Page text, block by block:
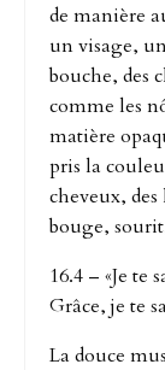
de manière
un visage,
bouche, des
comme les
matière
pris la
cheveux,
bouge,
16.4 – «Je te
Grâce, je te
La douce